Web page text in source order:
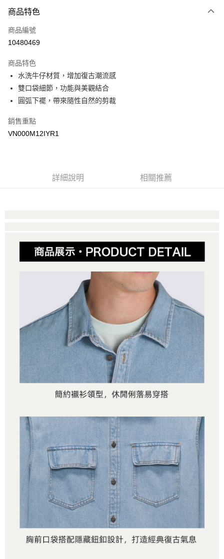
信用卡一次付款
超商取貨付款
Apple Pay
悠遊付
流程，驗證手機門號後，選擇欲分期的期數、繳款截止日，確認付款後即完
1.分期款項不併入電信帳單，「大哥付你分期」於每月結算日後寄送繳費提
醒簡訊。
2.透過簡訊連結打開帳單後，可選擇「超商條碼／台灣大直營門市／銀行轉
1.本服務係由「台灣大哥大股份有限公司」（以下簡稱本公司）所提供，讓
用戶於交易時，得透過本服務購買商品或服務，並由商店將買賣／分期付款
買賣價金債權讓與本公司後，依約使用本公司帳單繳交帳款。
2.基於同意付款使用「大哥付你分期」之契約關係目的，商店將以您的個人
資料（包含姓名、電話或地址）提供予台灣大哥大進項蒐集、處理及利用，
由本公司與您本人進行分期帳單所需資料之確認、核對及更正。
3.完整用戶服務條款，請詳閱以下連結：https://oppay.tw/userRule
【關於「AFTEE先享後付」】
【「AFTEE先享後付」結帳流程】
１．於結帳方式選擇「AFTEE先享後付」後，將跳轉至「AFTEE先享後付」
結帳頁面，進行簡訊認證並確認金額後，即可完成結帳。
２．訂單成立數日內，您將收到繳費通知簡訊。
３．收到繳費通知簡訊後14天內，點擊此簡訊中的連結，可透過四大超商／
ATM／網路銀行／等多元方式進行付款，方視為交易完成。
※ 請注意：結帳手續完成當下不需立刻繳費，但若您需要取消訂單，請聯絡
購買商品的店家。未經商家同意取消之訂單仍視為有效，需透過AFTEE先享
後付繳納相關費用。
※ 交易是否成功請以「AFTEE先享後付 」之結帳頁面顯示為準，若有關於
是否繳費成功／繳費後需取消欲退款等相關疑問，請聯繫「AFTEE先享後付
客戶支援中心」
https://netprotections.freshdesk.com/support/home
【注意事項】
１．透過由恩沛科技股份有限公司提供之「AFTEE先享後付」服務完成之交
易，需依本服務之必要範圍內提供個人資料，並將交易相關給付款項請求債
權轉讓予恩沛科技股份有限公司。
２．關於個人資料處理事宜，請瀏覽以下網址：
３．未成年的使用者請事先徵得法定代理人或監護人之同意方可使用
「AFTEE先享後付」，若未經同意申辦者引起之損失，本公司不負相關責
任。
４．使用「AFTEE先享後付」時，將依據個別帳號之用戶狀況，依本公司即
時審查核予不同之上限額度；若仍有額度不足之情形，本公司將視審查結果
請求用戶進行身份認證。
５．嚴禁一人註冊多個帳號或使用他人資訊註冊。若發現惡意使用之情形，
恩沛科技股份有限公司將有權停止該用戶之使用額度並採取法律行動。
付款後全家取貨
付款後萊爾富取貨
免運費
7-11取貨付款
免運費
付款後7-11取貨
免運費
商品特色
商品編號
10480469
商品特色
水洗牛仔材質，增加復古潮流感
雙口袋細節，功能與美觀結合
圓弧下襬，帶來隨性自然的剪裁
銷售重點
VN000M12IYR1
詳細說明 相關推薦